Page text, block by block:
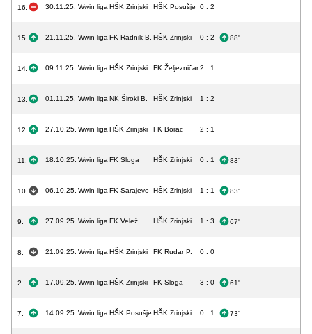
16. 30.11.25. Wwin liga HŠK Zrinjski HŠK Posušje 0 : 2
15. 21.11.25. Wwin liga FK Radnik B. HŠK Zrinjski 0 : 2 88'
14. 09.11.25. Wwin liga HŠK Zrinjski FK Željezničar2 : 1
13. 01.11.25. Wwin liga NK Široki B. HŠK Zrinjski 1 : 2
12. 27.10.25. Wwin liga HŠK Zrinjski FK Borac 2 : 1
11. 18.10.25. Wwin liga FK Sloga HŠK Zrinjski 0 : 1 83'
10. 06.10.25. Wwin liga FK Sarajevo HŠK Zrinjski 1 : 1 83'
9. 27.09.25. Wwin liga FK Velež HŠK Zrinjski 1 : 3 67'
8. 21.09.25. Wwin liga HŠK Zrinjski FK Rudar P. 0 : 0
2. 17.09.25. Wwin liga HŠK Zrinjski FK Sloga 3 : 0 61'
7. 14.09.25. Wwin liga HŠK Posušje HŠK Zrinjski 0 : 1 73'